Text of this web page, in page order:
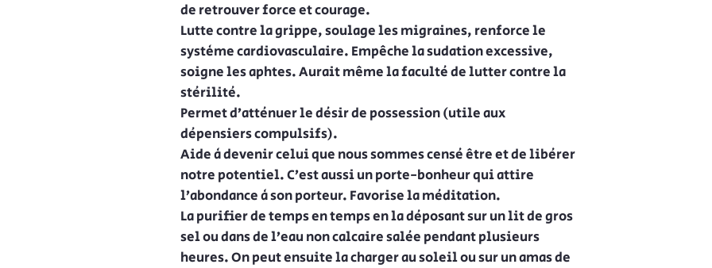
de retrouver force et courage.
Lutte contre la grippe, soulage les migraines, renforce le
système cardiovasculaire. Empêche la sudation excessive,
soigne les aphtes. Aurait même la faculté de lutter contre la
stérilité.
Permet d’atténuer le désir de possession (utile aux
dépensiers compulsifs).
Aide à devenir celui que nous sommes censé être et de libérer
notre potentiel. C’est aussi un porte-bonheur qui attire
l’abondance à son porteur. Favorise la méditation.
La purifier de temps en temps en la déposant sur un lit de gros
sel ou dans de l’eau non calcaire salée pendant plusieurs
heures. On peut ensuite la charger au soleil ou sur un amas de